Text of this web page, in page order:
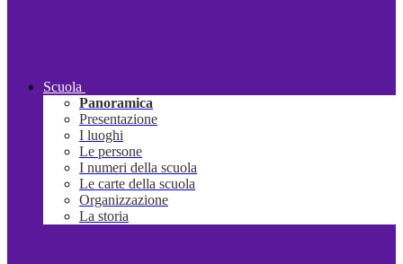
Scuola
Panoramica
Presentazione
I luoghi
Le persone
I numeri della scuola
Le carte della scuola
Organizzazione
La storia